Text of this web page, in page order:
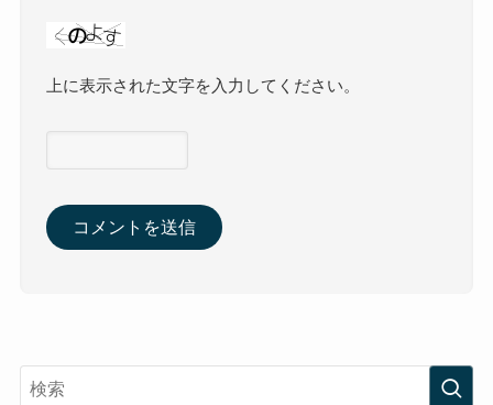
上に表示された文字を入力してください。